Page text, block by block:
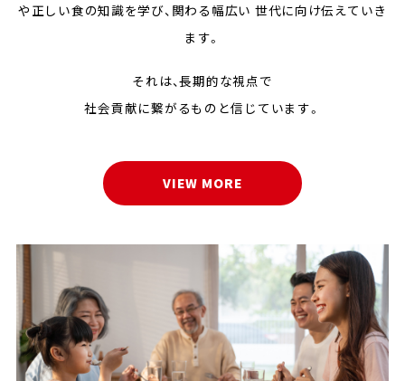
や正しい食の知識を学び、関わる幅広い 世代に向け伝えていき
ます。
それは、長期的な視点で
社会貢献に繋がるものと信じています。
VIEW MORE